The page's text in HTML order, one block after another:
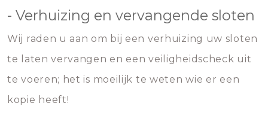
- Verhuizing en vervangende sloten
Wij raden u aan om bij een verhuizing uw sloten
te laten vervangen en een veiligheidscheck uit
te voeren; het is moeilijk te weten wie er een
kopie heeft!